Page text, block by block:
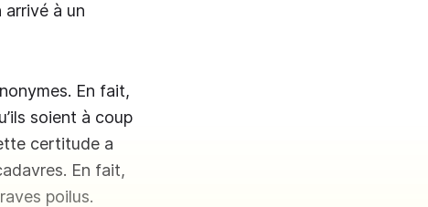
arrivé à un
En fait,
soient à coup
certitude a
En fait,
poilus.